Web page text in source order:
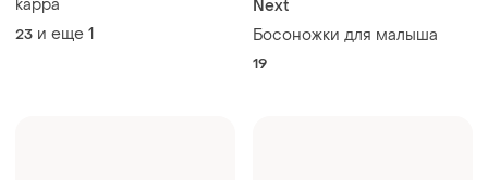
kappa
23 и еще 1
Next
Босоножки для малыша
19